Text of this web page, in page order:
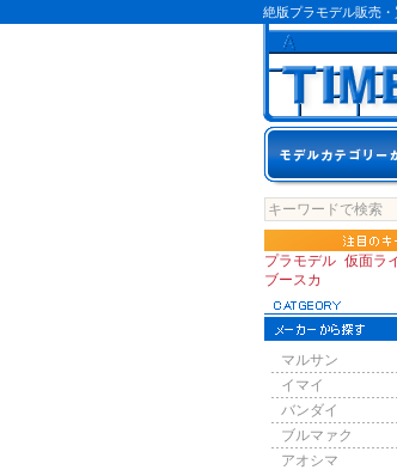
絶版プラモデル販売
プラモデル 仮面ラ
ブースカ
マルサン
イマイ
バンダイ
ブルマァク
アオシマ